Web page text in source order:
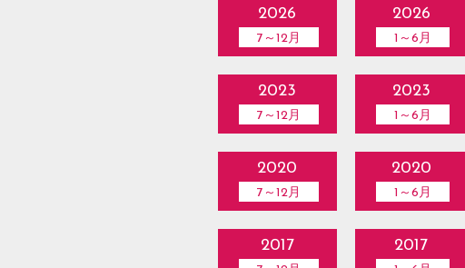
2026
7～12月
2026
1～6月
2023
7～12月
2023
1～6月
2020
7～12月
2020
1～6月
2017 2017